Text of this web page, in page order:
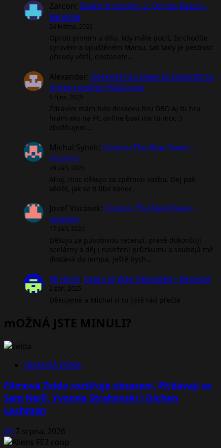
Zarcon: Death Stranding 2: On the Beach –
Recenze
24 května, 2026
Oproti prvním u dílu, kdy máte pocit, že chodíte
syrovém a opuštěném Marsu, tak tady je pestrost
přírody větší, dostanete…
Alexander: Desková hra Dead by Daylight se
dočká rozšíření Malicious
9 října, 2025
Zdravím mám tuto deskovu hru DBD Aj tu hru
hrám ako na PC online baví ma to moc :)
zbožňujem…
Michal Synek: Cronos: The New Dawn –
recenze
29 září, 2025
Ahoj, moc děkuju za zpětnou vazbu. Dej pak
vědět, jak se ti líbil konec.
Josef Vocásek: Cronos: The New Dawn –
recenze
17 září, 2025
Děkuju za působivou recenzí, právě dokončuji
ocelárny a děj i navržení průzkumu a soubojů mě
dostává do tempa, ještě bych…
Jiří Hora: Gears of War: Reloaded – Recenze
2 září, 2025
Děkujeme a Michal si to jistě rád přečte
mOŽNÁ JSTE MINULI?
FILMOVÁ ZÓNA
Filmová Zelda rozšiřuje obsazení. Přidávají se
Sam Neill, Yvonne Strahovski i Dichen
Lachman
Jiří7 srpna, 2026